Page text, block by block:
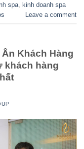
spa kinh doanh spa
Leave a comment
Ân Khách Hàng
khách hàng